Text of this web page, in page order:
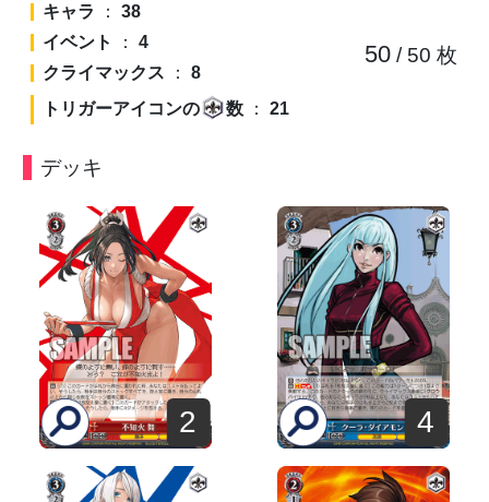
キャラ ： 38
イベント
： 4
クライマックス ： 8
トリガーアイコンの
数 ： 21
50/ 50 枚
デッキ
2 4